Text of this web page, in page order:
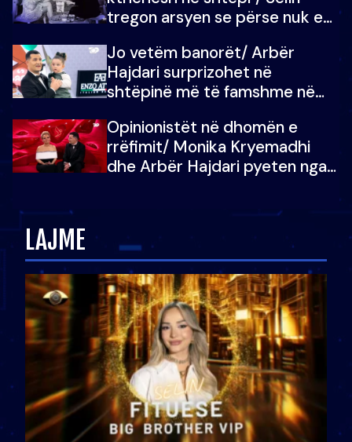
tregon arsyen se përse nuk e
çoja luftën time deri në fund
Jo vetëm banorët/ Arbër
Hajdari surprizohet në
shtëpinë më të famshme në
vajzën e tij
Opinionistët në dhomën e
rrëfimit/ Monika Kryemadhi
dhe Arbër Hajdari pyeten nga
zëvendësonit njëri-tjetrin?
LAJME